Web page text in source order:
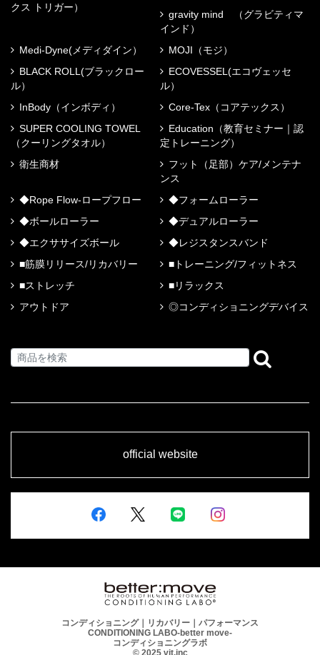
クス トリガー）
gravity mind （グラビティマ
インド）
Medi-Dyne(メディダイン）
MOJI（モジ）
BLACK ROLL(ブラックロー
ル）
ECOVESSEL(エコヴェッセ
ル）
InBody（インボディ）
Core-Tex（コアテックス）
SUPER COOLING TOWEL
（クーリングタオル）
Education（教育セミナー｜認
定トレーニング）
衛生商材
フット（足部）ケア/メンテナ
ンス
◆Rope Flow-ロープフロー
◆フォームローラー
◆ボールローラー
◆デュアルローラー
◆エクササイズボール
◆レジスタンスバンド
■筋膜リリース/リカバリー
■トレーニング/フィットネス
■ストレッチ
■リラックス
アウトドア
◎コンディショニングデバイス
official website
コンディショニング｜リカバリー｜パフォーマンス
CONDITIONING LABO-better move-
コンディショニングラボ
© 2025 vit.inc